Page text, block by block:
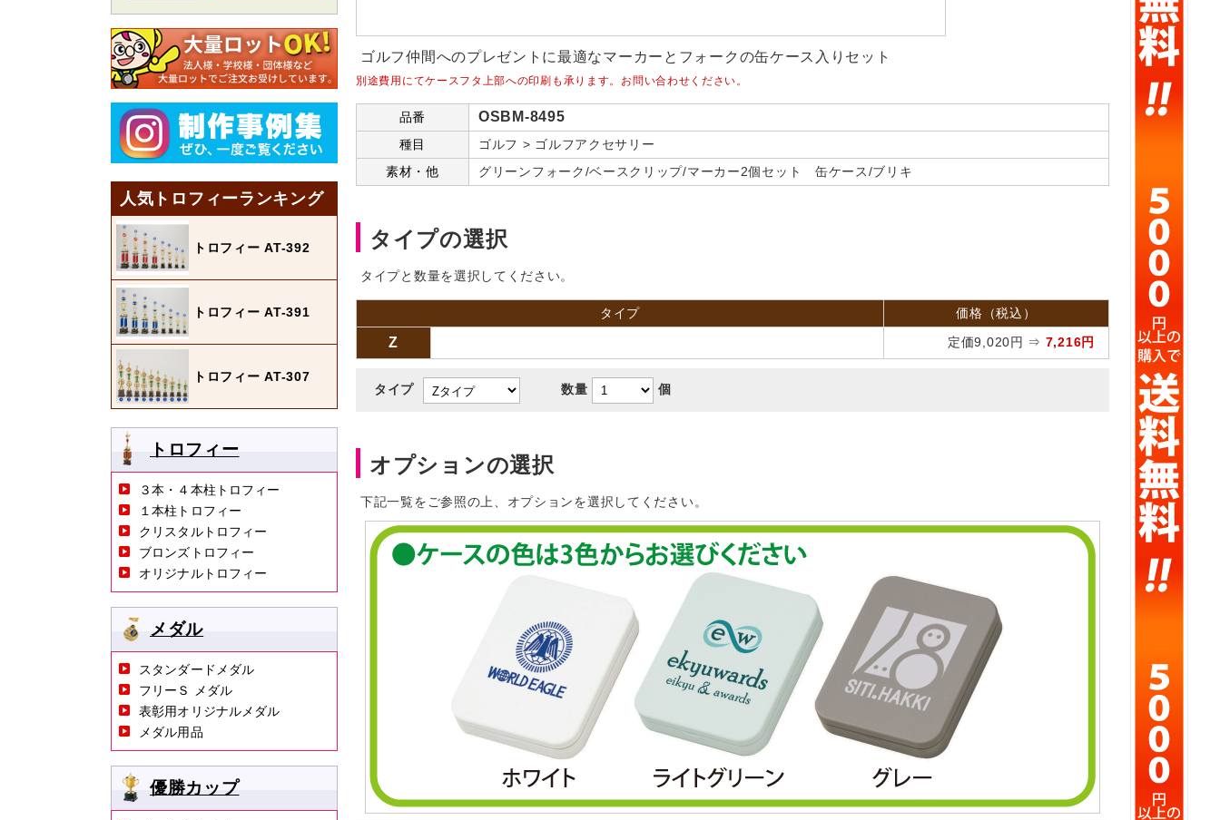
ゴルフ仲間へのプレゼントに最適なマーカーとフォークの缶ケース入りセット
別途費用にてケースフタ上部への印刷も承ります。お問い合わせください。
品番 OSBM-8495
種目
ゴルフ > ゴルフアクセサリー
素材・他
グリーンフォーク/ベースクリップ/マーカー2個セット 缶ケース/ブリキ
タイプの選択
タイプと数量を選択してください。
タイプ 価格（税込）
Z 定価9,020円 ⇒ 7,216円
タイプ 数量 個
オプションの選択
下記一覧をご参照の上、オプションを選択してください。
人気トロフィーランキング
トロフィー AT-392
トロフィー AT-391
トロフィー AT-307
トロフィー
３本・４本柱トロフィー
１本柱トロフィー
クリスタルトロフィー
ブロンズトロフィー
オリジナルトロフィー
メダル
スタンダードメダル
フリーＳ メダル
表彰用オリジナルメダル
メダル用品
優勝カップ